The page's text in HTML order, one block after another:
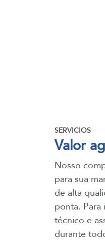
SERVICIOS
Valor
Nosso
para sua
de alta
ponta. Para
técnico e
durante